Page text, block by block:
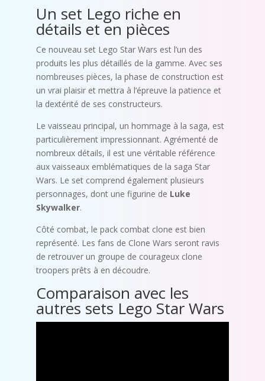
Un set Lego riche en
détails et en pièces
Ce nouveau set Lego Star Wars est l’un des
produits les plus détaillés de la gamme. Avec ses
nombreuses pièces, la phase de construction est
un vrai plaisir et mettra à l’épreuve la patience et
la dextérité de ses constructeurs.
Le vaisseau principal, un hommage à la saga, est
particulièrement impressionnant. Agrémenté de
nombreux détails, il est une véritable référence
aux vaisseaux emblématiques de la saga Star
Wars. Le set comprend également plusieurs
personnages, dont une figurine de Luke
Skywalker.
Côté combat, le pack combat clone est bien
représenté. Les fans de Clone Wars seront ravis
de retrouver un groupe de courageux clone
troopers prêts à en découdre.
Comparaison avec les
autres sets Lego Star Wars